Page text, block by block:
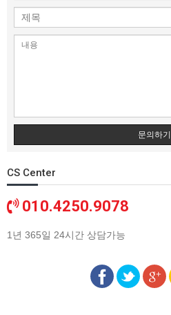
문의하기
CS Center
010.4250.9078
1년 365일 24시간 상담가능